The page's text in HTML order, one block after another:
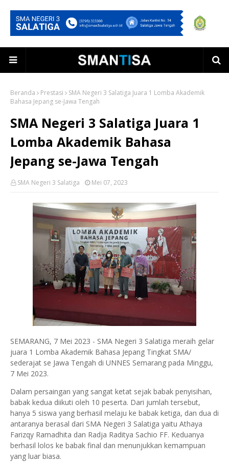
Beranda Prestasi
SMA Negeri 3 Salatiga Juara 1 Lomba Akademik
Bahasa Jepang se-Jawa Tengah
SMA Negeri 3 Salatiga Juara 1
Lomba Akademik Bahasa
Jepang se-Jawa Tengah
SMA Negeri 3 Salatiga Mei 07, 2023
SEMARANG, 7 Mei 2023 - SMA Negeri 3 Salatiga meraih gelar
juara 1 Lomba Akademik Bahasa Jepang Tingkat SMA/
sederajat se Jawa Tengah di UNNES Semarang pada Minggu,
7 Mei 2023.
Dalam persaingan yang sangat ketat sejak babak penyisihan,
babak kedua diikuti oleh 10 peserta. Dari jumlah tersebut,
hanya 5 siswa yang berhasil melaju ke babak ketiga, dan dua di
antaranya berasal dari SMA Negeri 3 Salatiga yaitu Athaya
Farizqy Ramadhita dan Radja Raditya Sachio FF. Keduanya
berhasil lolos ke babak final dan menunjukkan kemampuan
yang luar biasa.